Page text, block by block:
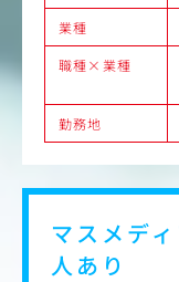
業種
職種×業種
勤務地
マスメデ
人あり